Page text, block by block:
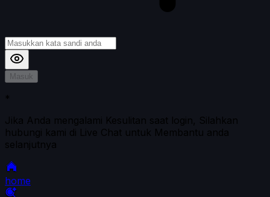
Masuk
*
Jika Anda mengalami Kesulitan saat login, Silahkan
hubungi kami di Live Chat untuk Membantu anda
selanjutnya
home